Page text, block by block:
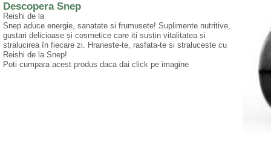
Descopera Snep
Reishi de la
Snep aduce energie, sanatate si frumusete! Suplimente nutritive,
gustari delicioase și cosmetice care iti susțin vitalitatea si
stralucirea în fiecare zi. Hraneste-te, rasfata-te si straluceste cu
Reishi de la Snep!
Poti cumpara acest produs daca dai click pe imagine